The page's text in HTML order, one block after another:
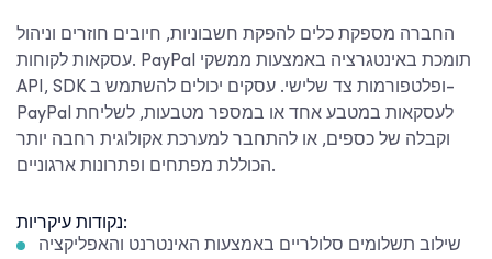
החברה מספקת כלים להפקת חשבוניות, חיובים חוזרים וניהול
עסקאות לקוחות. PayPal תומכת באינטגרציה באמצעות ממשקי
API, SDK ופלטפורמות צד שלישי. עסקים יכולים להשתמש ב-
PayPal לעסקאות במטבע אחד או במספר מטבעות, לשליחת
וקבלה של כספים, או להתחבר למערכת אקולוגית רחבה יותר
הכוללת מפתחים ופתרונות ארגוניים.
נקודות עיקריות:
שילוב תשלומים סלולריים באמצעות האינטרנט והאפליקציה